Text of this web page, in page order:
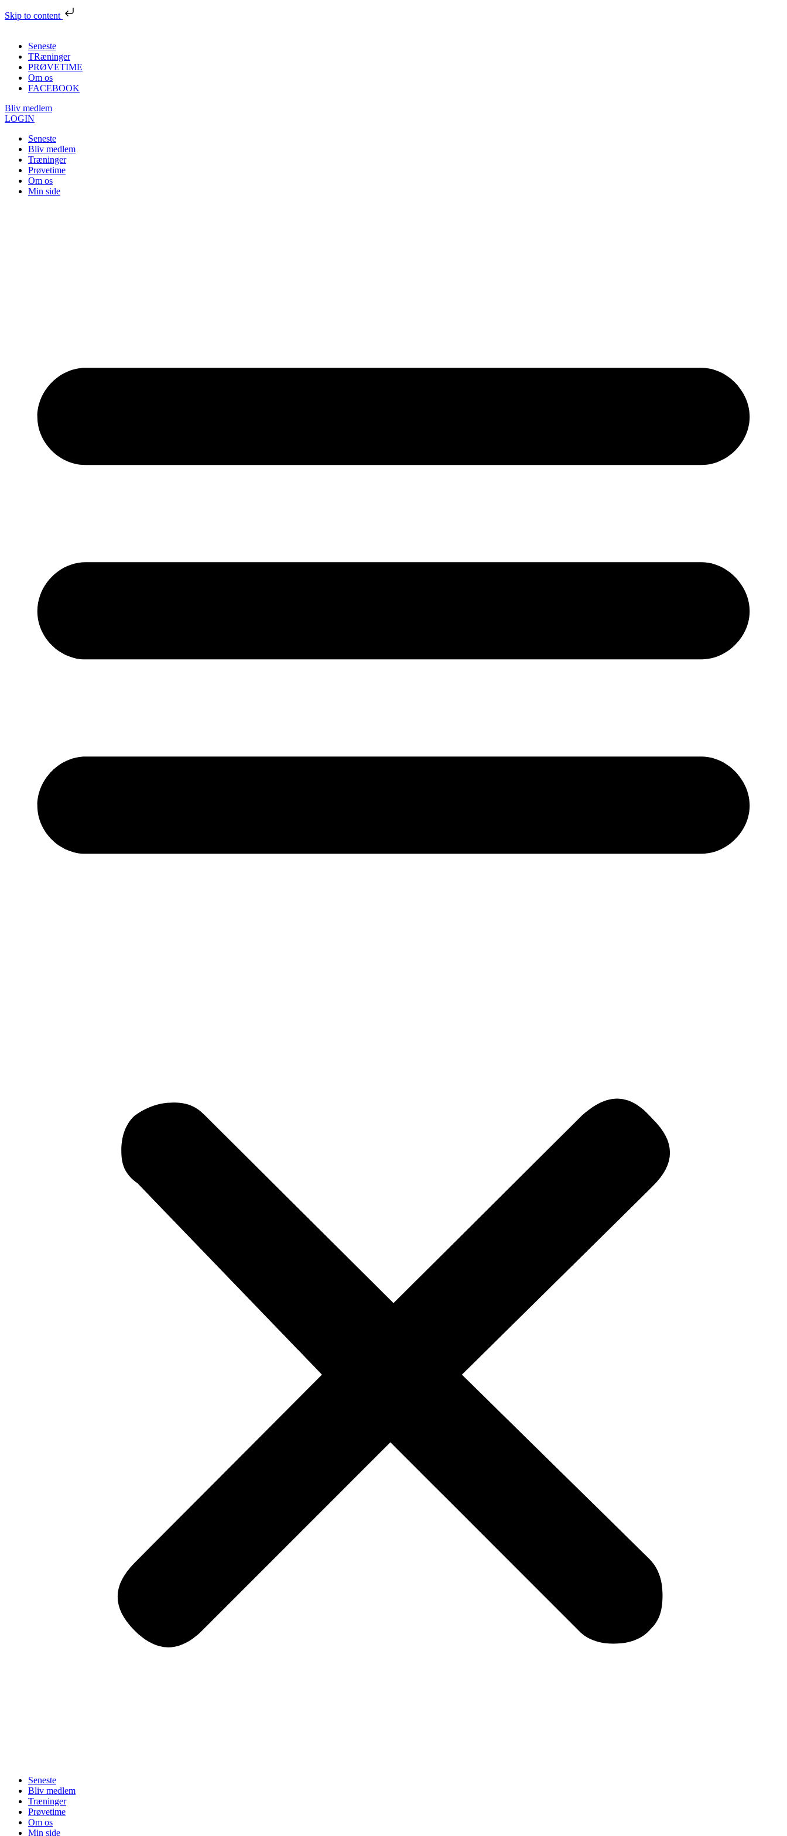
Skip to content
Seneste
TRæninger
PRØVETIME
Om os
FACEBOOK
Bliv medlem
LOGIN
Seneste
Bliv medlem
Træninger
Prøvetime
Om os
Min side
Seneste
Bliv medlem
Træninger
Prøvetime
Om os
Min side